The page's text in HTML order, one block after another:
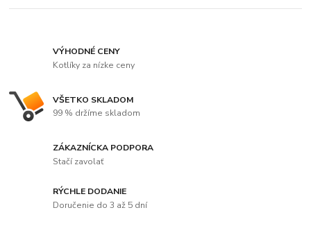
VÝHODNÉ CENY
Kotlíky za nízke ceny
VŠETKO SKLADOM
99 % držíme skladom
ZÁKAZNÍCKA PODPORA
Stačí zavolať
RÝCHLE DODANIE
Doručenie do 3 až 5 dní